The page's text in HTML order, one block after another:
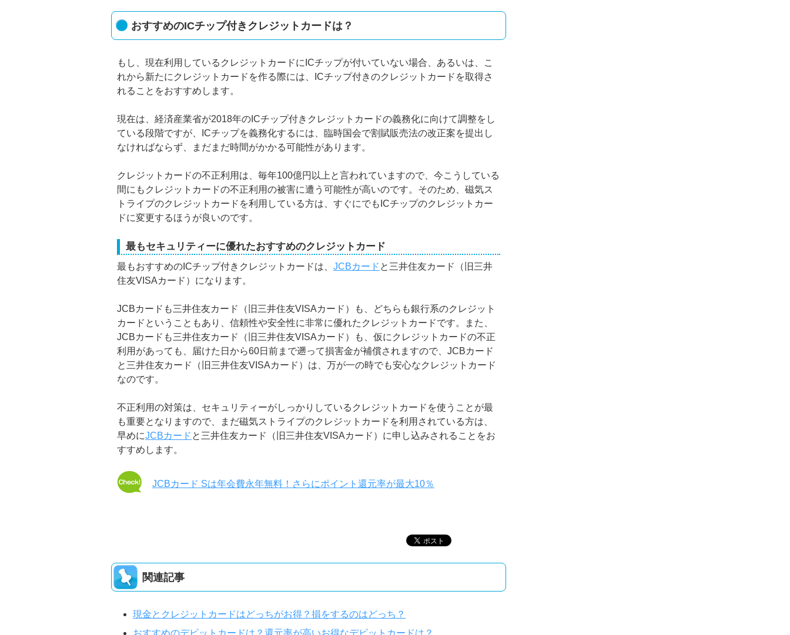
おすすめのICチップ付きクレジットカードは？
もし、現在利用しているクレジットカードにICチップが付いていない場合、あるいは、こ
れから新たにクレジットカードを作る際には、ICチップ付きのクレジットカードを取得さ
れることをおすすめします。
現在は、経済産業省が2018年のICチップ付きクレジットカードの義務化に向けて調整をし
ている段階ですが、ICチップを義務化するには、臨時国会で割賦販売法の改正案を提出し
なければならず、まだまだ時間がかかる可能性があります。
クレジットカードの不正利用は、毎年100億円以上と言われていますので、今こうしている
間にもクレジットカードの不正利用の被害に遭う可能性が高いのです。そのため、磁気ス
トライプのクレジットカードを利用している方は、すぐにでもICチップのクレジットカー
ドに変更するほうが良いのです。
最もセキュリティーに優れたおすすめのクレジットカード
最もおすすめのICチップ付きクレジットカードは、 JCBカード と三井住友カード（旧三井
住友VISAカード）になります。
JCBカードも三井住友カード（旧三井住友VISAカード）も、どちらも銀行系のクレジット
カードということもあり、信頼性や安全性に非常に優れたクレジットカードです。また、
JCBカードも三井住友カード（旧三井住友VISAカード）も、仮にクレジットカードの不正
利用があっても、届けた日から60日前まで遡って損害金が補償されますので、JCBカード
と三井住友カード（旧三井住友VISAカード）は、万が一の時でも安心なクレジットカード
なのです。
不正利用の対策は、セキュリティーがしっかりしているクレジットカードを使うことが最
も重要となりますので、まだ磁気ストライプのクレジットカードを利用されている方は、
早めにJCBカード と三井住友カード（旧三井住友VISAカード）に申し込みされることをお
すすめします。
JCBカード Sは年会費永年無料！さらにポイント還元率が最大10％
関連記事
現金とクレジットカードはどっちがお得？損をするのはどっち？
おすすめのデビットカードは？還元率が高いお得なデビットカードは？